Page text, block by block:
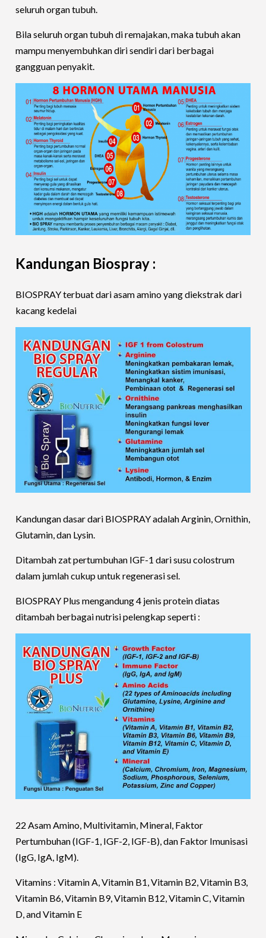
seluruh organ tubuh.
Bila seluruh organ tubuh di remajakan, maka tubuh akan
mampu menyembuhkan diri sendiri dari berbagai
gangguan penyakit.
Kandungan Biospray :
BIOSPRAY terbuat dari asam amino yang diekstrak dari
kacang kedelai
Kandungan dasar dari BIOSPRAY adalah Arginin, Ornithin,
Glutamin, dan Lysin.
Ditambah zat pertumbuhan IGF-1 dari susu colostrum
dalam jumlah cukup untuk regenerasi sel.
BIOSPRAY Plus mengandung 4 jenis protein diatas
ditambah berbagai nutrisi pelengkap seperti :
22 Asam Amino, Multivitamin, Mineral, Faktor
Pertumbuhan (IGF-1, IGF-2, IGF-B), dan Faktor Imunisasi
(IgG, IgA, IgM).
Vitamins : Vitamin A, Vitamin B1, Vitamin B2, Vitamin B3,
Vitamin B6, Vitamin B9, Vitamin B12, Vitamin C, Vitamin
D, and Vitamin E